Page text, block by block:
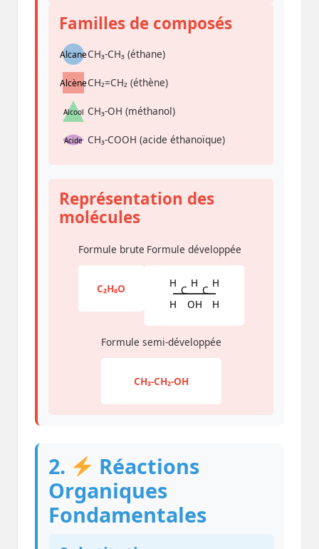
Familles de composés
AlcaneCH₃-CH₃ (éthane)
AlcèneCH₂=CH₂ (éthène)
Alcool CH₃-OH (méthanol)
Acide CH₃-COOH (acide éthanoïque)
Représentation des
molécules
Formule brute
C₂H₆O
Formule développée
H
H
H
OH
H
H
C C
Formule semi-développée
CH₃-CH₂-OH
2.
Réactions
Organiques
Fondamentales